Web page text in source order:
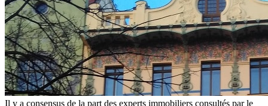
Il y a consensus de la part des experts immobiliers consultés par le